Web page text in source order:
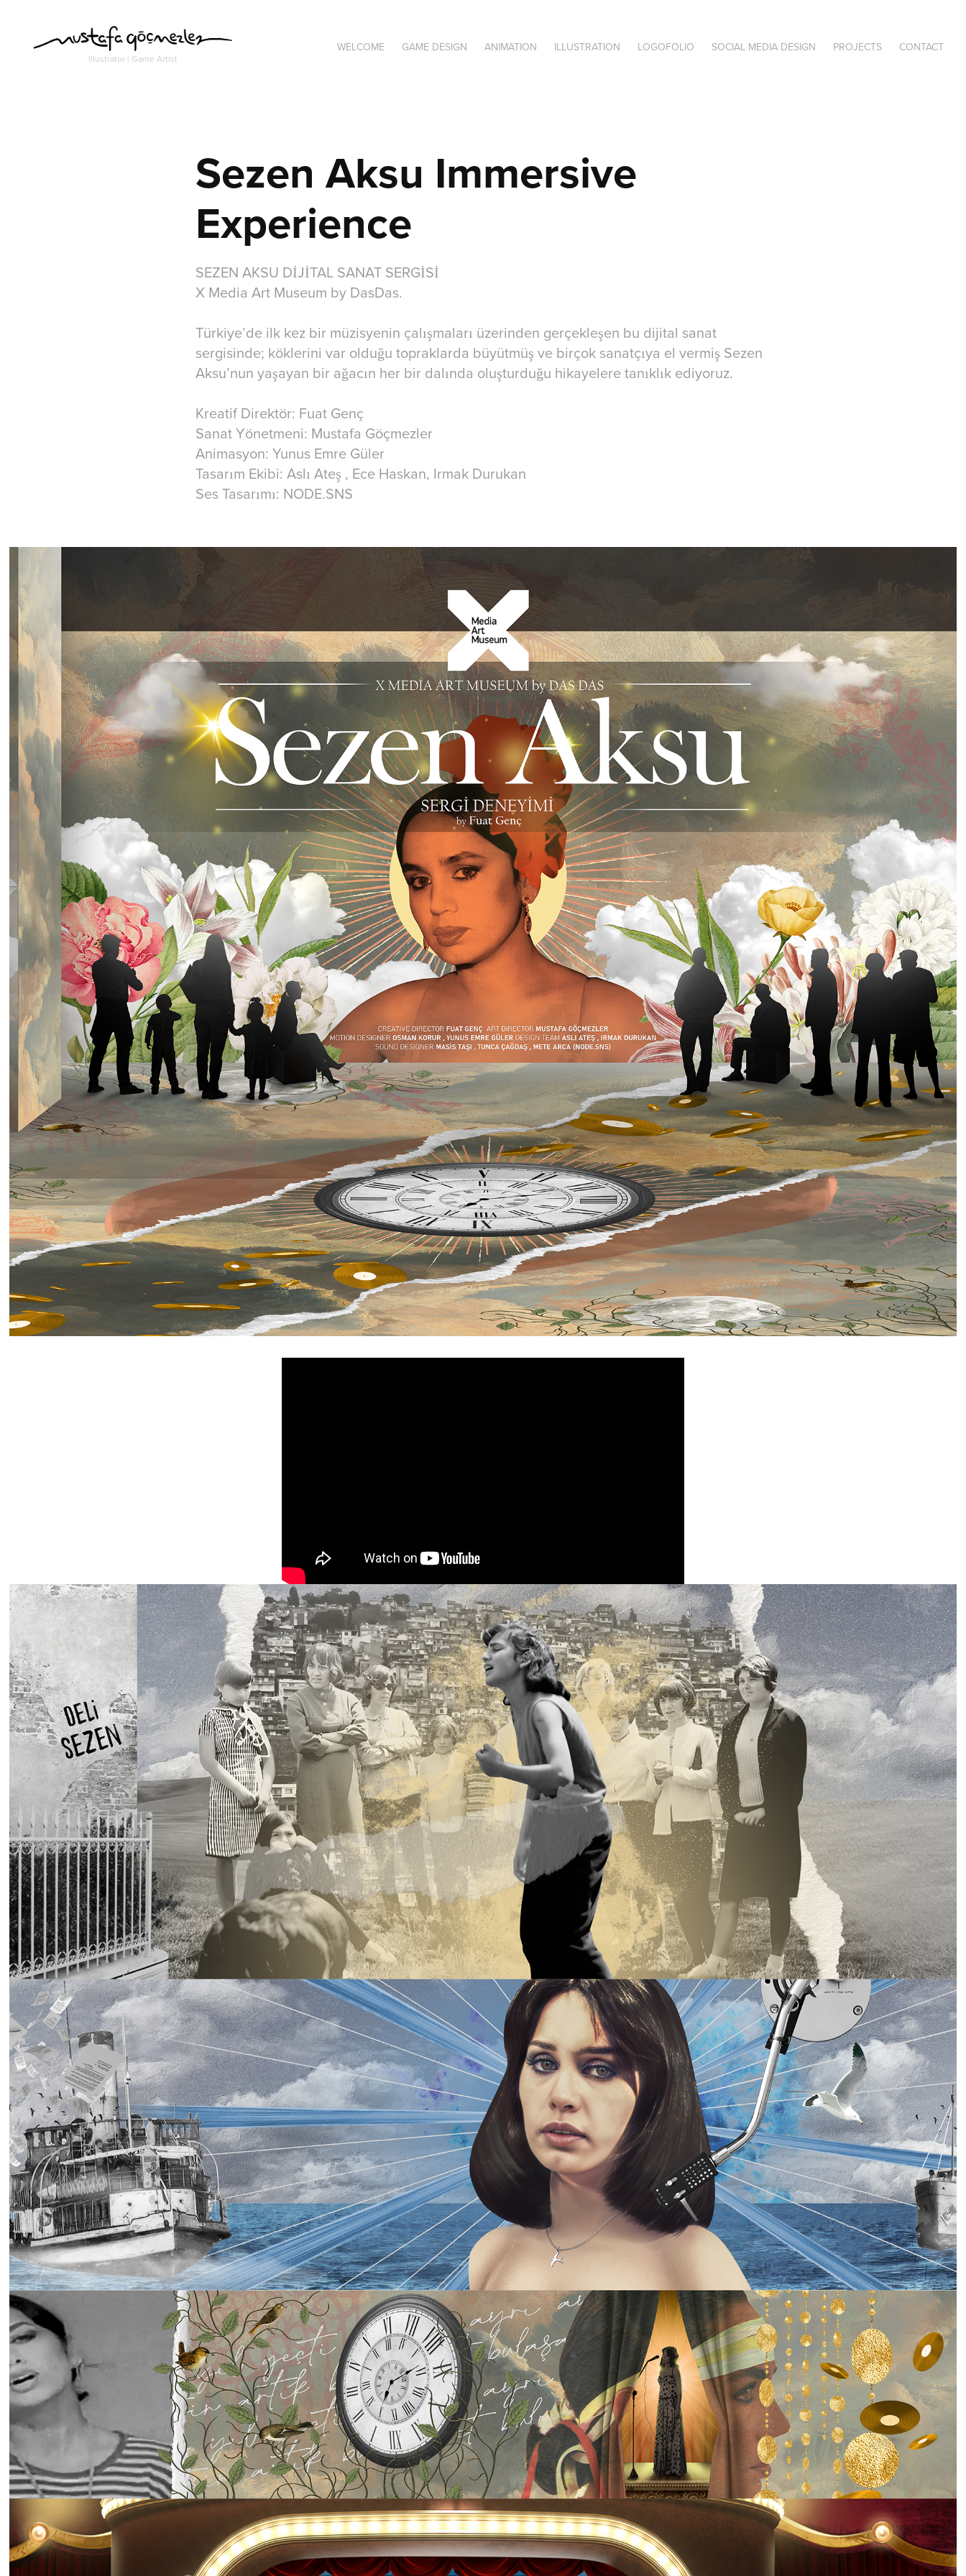
Illustrator | Game Artist
WELCOME GAME DESIGN ANIMATION ILLUSTRATION LOGOFOLIO SOCIAL MEDIA DESIGN PROJECTS CONTACT
Sezen Aksu Immersive
Experience
SEZEN AKSU DİJİTAL SANAT SERGİSİ
X Media Art Museum by DasDas.
Türkiye’de ilk kez bir müzisyenin çalışmaları üzerinden gerçekleşen bu dijital sanat
sergisinde; köklerini var olduğu topraklarda büyütmüş ve birçok sanatçıya el vermiş Sezen
Aksu’nun yaşayan bir ağacın her bir dalında oluşturduğu hikayelere tanıklık ediyoruz.
Kreatif Direktör: Fuat Genç
Sanat Yönetmeni: Mustafa Göçmezler
Animasyon: Yunus Emre Güler
Tasarım Ekibi: Aslı Ateş , Ece Haskan, Irmak Durukan
Ses Tasarımı: NODE.SNS